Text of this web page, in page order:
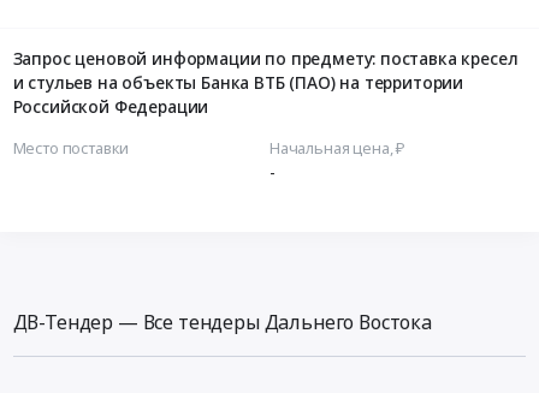
Запрос ценовой информации по предмету: поставка кресел
и стульев на объекты Банка ВТБ (ПАО) на территории
Российской Федерации
Место поставки Начальная цена, ₽
-
ДВ-Тендер — Все тендеры Дальнего Востока